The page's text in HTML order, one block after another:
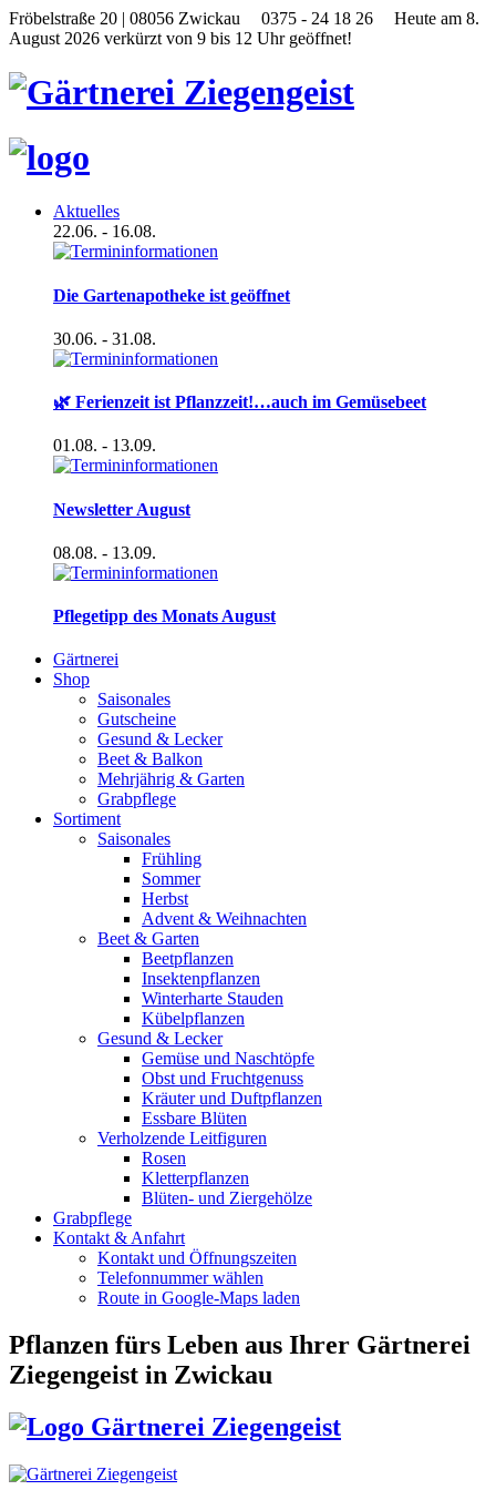
Fröbelstraße 20 | 08056 Zwickau 0375 - 24 18 26
Heute am 8.
August 2026 verkürzt von 9 bis 12 Uhr geöffnet!
Aktuelles
22.06. - 16.08.
Die Gartenapotheke ist geöffnet
30.06. - 31.08.
🌿 Ferienzeit ist Pflanzzeit!…auch im Gemüsebeet
01.08. - 13.09.
Newsletter August
08.08. - 13.09.
Pflegetipp des Monats August
Gärtnerei
Shop
Saisonales
Gutscheine
Gesund & Lecker
Beet & Balkon
Mehrjährig & Garten
Grabpflege
Sortiment
Saisonales
Frühling
Sommer
Herbst
Advent & Weihnachten
Beet & Garten
Beetpflanzen
Insektenpflanzen
Winterharte Stauden
Kübelpflanzen
Gesund & Lecker
Gemüse und Naschtöpfe
Obst und Fruchtgenuss
Kräuter und Duftpflanzen
Essbare Blüten
Verholzende Leitfiguren
Rosen
Kletterpflanzen
Blüten- und Ziergehölze
Grabpflege
Kontakt & Anfahrt
Kontakt und Öffnungszeiten
Telefonnummer wählen
Route in Google-Maps laden
Pflanzen fürs Leben aus Ihrer Gärtnerei
Ziegengeist in Zwickau